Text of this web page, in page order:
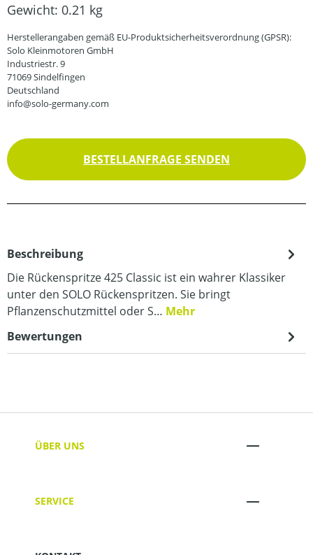
Gewicht: 0.21 kg
Herstellerangaben gemäß EU-Produktsicherheitsverordnung (GPSR):
Solo Kleinmotoren GmbH
Industriestr. 9
71069 Sindelfingen
Deutschland
info@solo-germany.com
BESTELLANFRAGE SENDEN
Beschreibung
Die Rückenspritze 425 Classic ist ein wahrer Klassiker
unter den SOLO Rückenspritzen. Sie bringt
Pflanzenschutzmittel oder S… Mehr
Bewertungen
ÜBER UNS
SERVICE